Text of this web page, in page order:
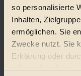
so personalisierte
Inhalten,
ermöglichen. Sie
Zwecke nutzt. Sie
Erklärung oder
Nachhaltigkeit
Vegan